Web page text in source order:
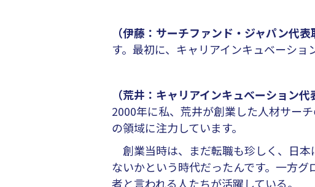
（伊藤：サーチファンド・ジャパン代表
す。最初に、キャリアインキュベーシ
（荒井：キャリアインキュべーション代
2000年に私、荒井が創業した人材サー
の領域に注力しています。
創業当時は、まだ転職も珍しく、日
ないかという時代だったんです。一方
者と言われる人たちが活躍している。